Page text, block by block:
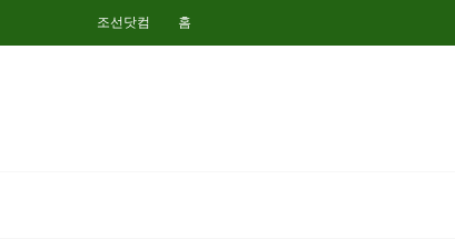
조선닷컴 홈